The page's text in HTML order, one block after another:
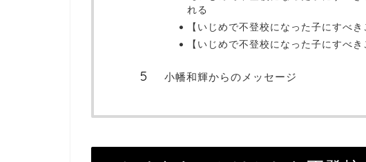
れる
【いじめで不登校になった子にすべ
【いじめで不登校になった子にすべ
小幡和輝からのメッセージ